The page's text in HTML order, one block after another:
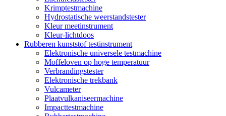
Krimptestmachine
Hydrostatische weerstandstester
Kleur meetinstrument
Kleur-lichtdoos
Rubberen kunststof testinstrument
Elektronische universele testmachine
Moffeloven op hoge temperatuur
Verbrandingstester
Elektronische trekbank
Vulcameter
Plaatvulkaniseermachine
Impacttestmachine